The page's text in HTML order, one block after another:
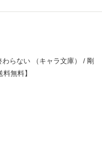
らない （キャラ文庫） / 剛
無料】